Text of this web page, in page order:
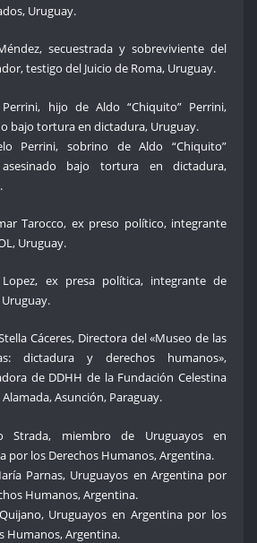
Uruguay.
secuestrada y sobreviviente del
testigo del Juicio de Roma, Uruguay.
hijo de Aldo “Chiquito” Perrini,
bajo tortura en dictadura, Uruguay.
Perrini, sobrino de Aldo “Chiquito”
bajo tortura en dictadura,
Tarocco, ex preso político, integrante
Uruguay.
ex presa política, integrante de
Uruguay.
Cáceres, Directora del «Museo de las
dictadura y derechos humanos»,
de DDHH de la Fundación Celestina
Alamada, Asunción, Paraguay.
Strada, miembro de Uruguayos en
por los Derechos Humanos, Argentina.
Parnas, Uruguayos en Argentina por
Humanos, Argentina.
Uruguayos en Argentina por los
Humanos, Argentina.